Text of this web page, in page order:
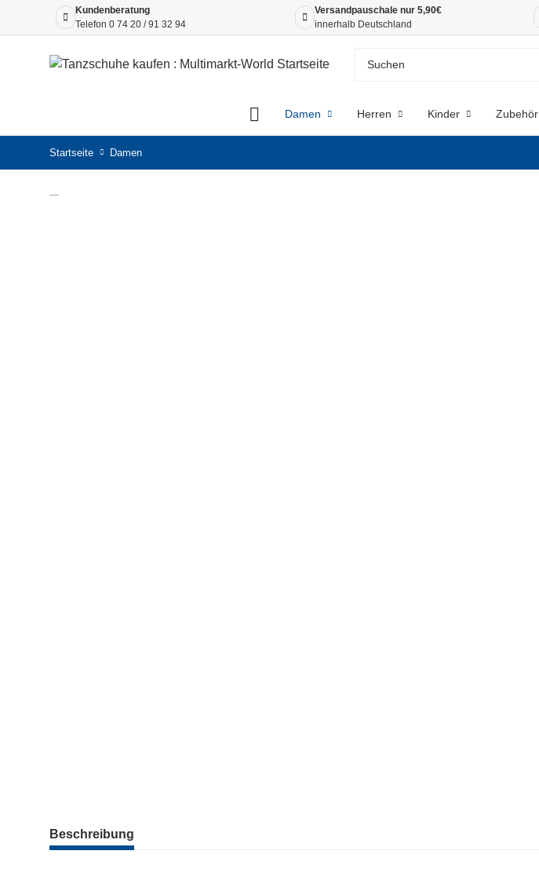
Kundenberatung
Telefon 0 74 20 / 91 32 94
Versandpauschale nur 5,90€
innerhalb Deutschland
Damen Herren Kinder Zubehör
Startseite Damen
Beschreibung